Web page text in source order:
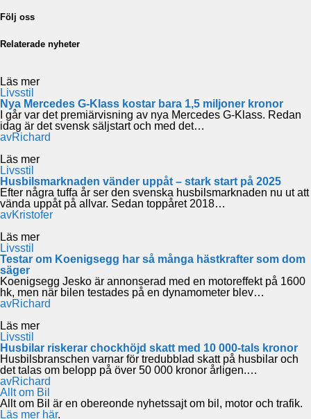
Följ oss
Relaterade nyheter
Läs mer
Livsstil
Nya Mercedes G-Klass kostar bara 1,5 miljoner kronor
I går var det premiärvisning av nya Mercedes G-Klass. Redan
idag är det svensk säljstart och med det…
avRichard
Läs mer
Livsstil
Husbilsmarknaden vänder uppåt – stark start på 2025
Efter några tuffa år ser den svenska husbilsmarknaden nu ut att
vända uppåt på allvar. Sedan toppåret 2018…
avKristofer
Läs mer
Livsstil
Testar om Koenigsegg har så många hästkrafter som dom
säger
Koenigsegg Jesko är annonserad med en motoreffekt på 1600
hk, men när bilen testades på en dynamometer blev…
avRichard
Läs mer
Livsstil
Husbilar riskerar chockhöjd skatt med 10 000-tals kronor
Husbilsbranschen varnar för tredubblad skatt på husbilar och
det talas om belopp på över 50 000 kronor årligen.…
avRichard
Allt om Bil
Allt om Bil är en obereonde nyhetssajt om bil, motor och trafik.
Läs mer här.